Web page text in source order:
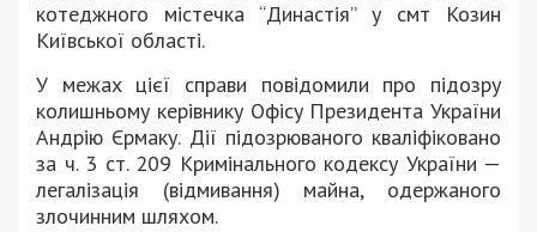
котеджного містечка “Династія” у смт Козин
Київської області.
У межах цієї справи повідомили про підозру
колишньому керівнику Офісу Президента України
Андрію Єрмаку. Дії підозрюваного кваліфіковано
за ч. 3 ст. 209 Кримінального кодексу України —
легалізація (відмивання) майна, одержаного
злочинним шляхом.